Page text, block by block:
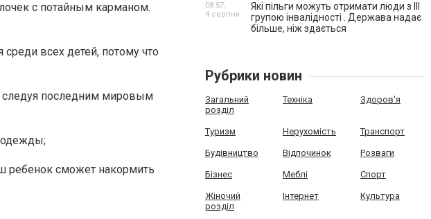
с потайным карманом.
всех детей, потому что
следуя последним мировым
одежды;
ребенок сможет накормить
Які пільги можуть отримати люди з III
групою інвалідності . Держава надає
більше, ніж здається
08:57,
4 серпня
Рубрики новин
Загальний
розділ
Техніка Здоров'я
Туризм Нерухомість Транспорт
Будівництво Відпочинок Розваги
Бізнес Меблі Спорт
Жіночий
розділ
Інтернет Культура